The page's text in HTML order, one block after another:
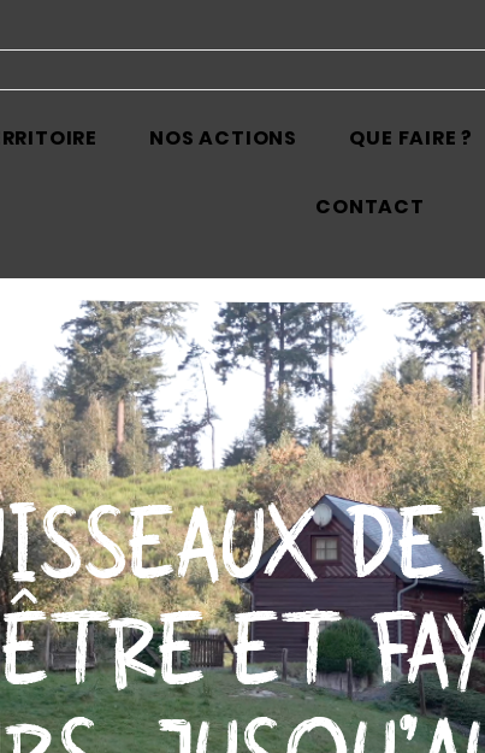
NOS ACTIONS QUE FAIRE ?
CONTACT
ET